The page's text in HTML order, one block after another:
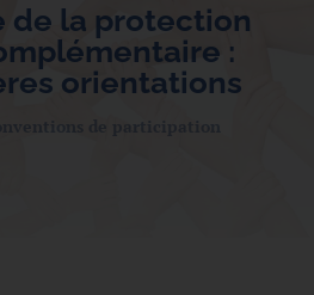
de la protection
:
orientations